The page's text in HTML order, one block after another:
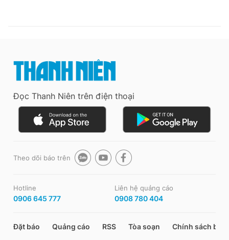
Đọc Thanh Niên trên điện thoại
Theo dõi báo trên
Hotline
0906 645 777
Liên hệ quảng cáo
0908 780 404
Đặt báo Quảng cáo RSS Tòa soạn Chính sách bảo